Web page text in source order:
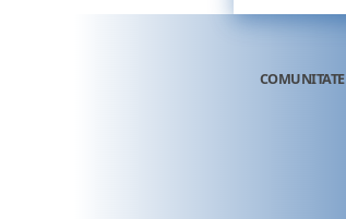
COMUNITATE